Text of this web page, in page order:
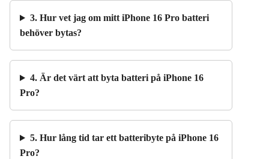
3. Hur vet jag om mitt iPhone 16 Pro batteri
behöver bytas?
4. Är det värt att byta batteri på iPhone 16
Pro?
5. Hur lång tid tar ett batteribyte på iPhone 16
Pro?